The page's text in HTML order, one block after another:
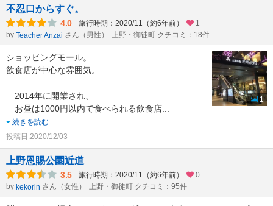
不忍口からすぐ。
4.0 旅行時期：2020/11（約6年前）
1
by Teacher Anzai さん（男性） 上野・御徒町 クチコミ：18件
ショッピングモール。
飲食店が中心な雰囲気。
2014年に開業され、
お昼は1000円以内で食べられる飲食店...
続きを読む
投稿日:2020/12/03
1
上野恩賜公園近道
3.5 旅行時期：2020/11（約6年前）
0
by kekorin さん（女性） 上野・御徒町 クチコミ：95件